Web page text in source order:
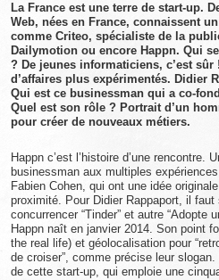
La France est une terre de start-up.
Web, nées en France, connaissent
comme Criteo, spécialiste de la
Dailymotion ou encore Happn. Qui
? De jeunes informaticiens, c’est
d’affaires plus expérimentés. Didier
Qui est ce businessman qui a co-
Quel est son rôle ? Portrait d’un
pour créer de nouveaux métiers.
Happn c’est l’histoire d’une rencontre.
businessman aux multiples
Fabien Cohen, qui ont une idée
proximité. Pour Didier Rappaport, il faut
concurrencer “Tinder” et autre “Adopte
Happn naît en janvier 2014. Son point
the real life) et géolocalisation pour
de croiser”, comme précise leur
de cette start-up, qui emploie une